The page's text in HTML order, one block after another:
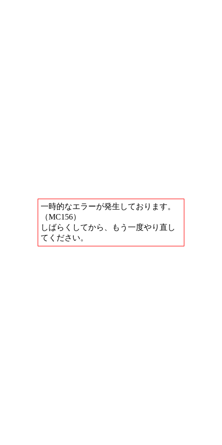
一時的なエラーが発生しております。
（MC156）
しばらくしてから、もう一度やり直し
てください。